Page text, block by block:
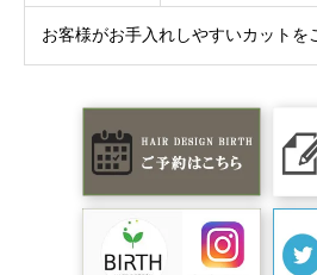
お客様がお手入れしやすいカットを